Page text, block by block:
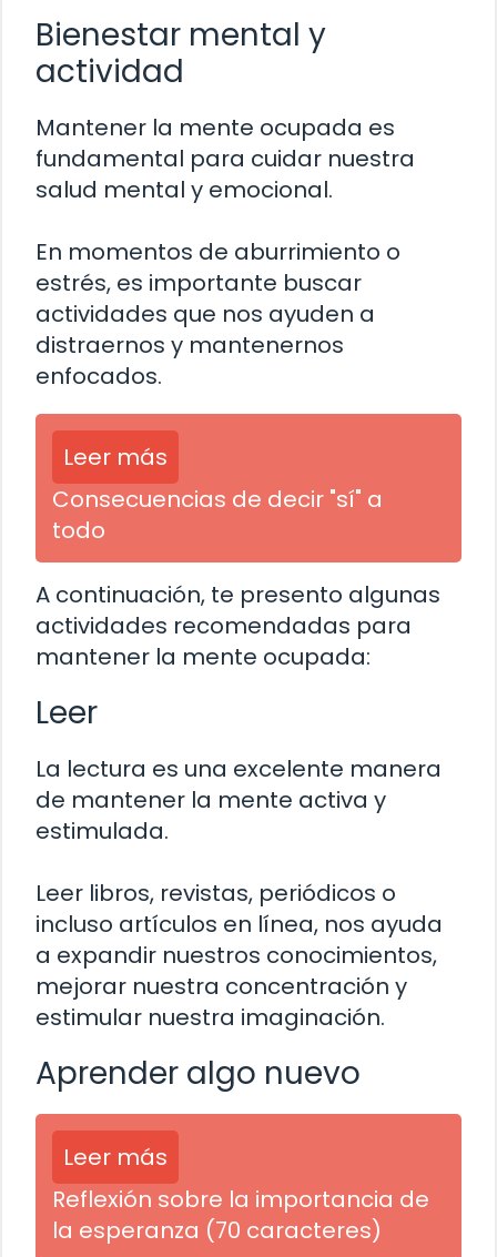
Bienestar mental y
actividad
Mantener la mente ocupada es
fundamental para cuidar nuestra
salud mental y emocional.
En momentos de aburrimiento o
estrés, es importante buscar
actividades que nos ayuden a
distraernos y mantenernos
enfocados.
Leer más
Consecuencias de decir "sí" a
todo
A continuación, te presento algunas
actividades recomendadas para
mantener la mente ocupada:
Leer
La lectura es una excelente manera
de mantener la mente activa y
estimulada.
Leer libros, revistas, periódicos o
incluso artículos en línea, nos ayuda
a expandir nuestros conocimientos,
mejorar nuestra concentración y
estimular nuestra imaginación.
Aprender algo nuevo
Leer más
Reflexión sobre la importancia de
la esperanza (70 caracteres)